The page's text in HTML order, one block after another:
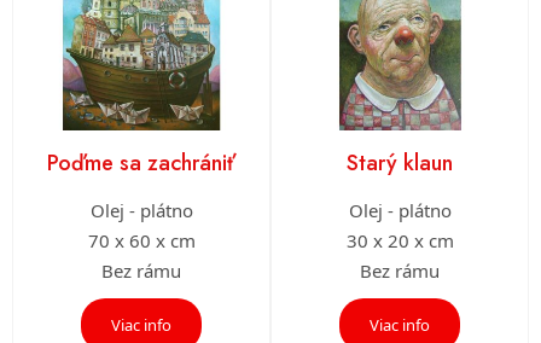
Poďme sa zachrániť
Olej - plátno
70 x 60 x cm
Bez rámu
Viac info
Starý klaun
Olej - plátno
30 x 20 x cm
Bez rámu
Viac info